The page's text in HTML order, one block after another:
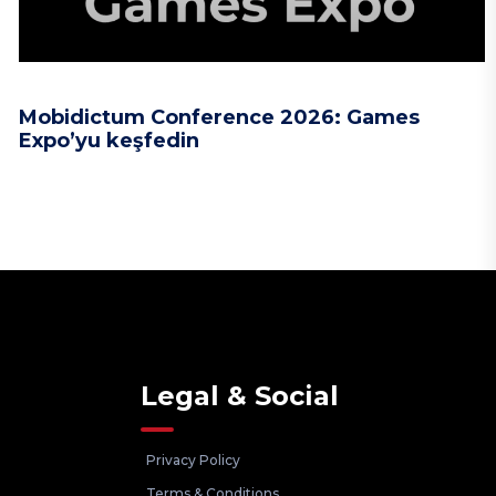
Mobidictum Conference 2026: Games
Expo’yu keşfedin
Legal & Social
Privacy Policy